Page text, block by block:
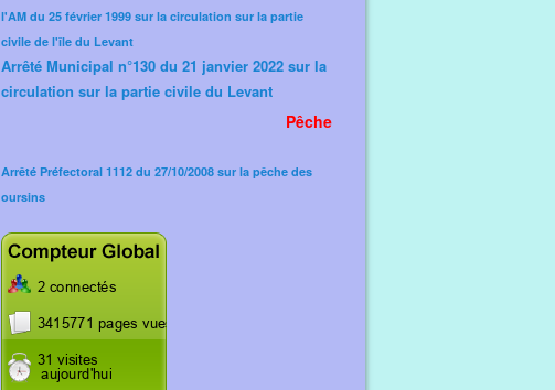
l'AM du 25 février 1999 sur la circulation sur la partie
civile de l'île du Levant
Arrêté Municipal n°130 du 21 janvier 2022 sur la
circulation sur la partie civile du Levant
Pêche
Arrêté Préfectoral 1112 du 27/10/2008 sur la pêche des
oursins